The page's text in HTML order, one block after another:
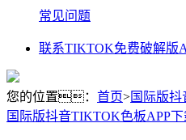
常见问题
联系TIKTOK免费破解版
您的位置： 首页>国际版
国际版抖音TIKTOK色板APP